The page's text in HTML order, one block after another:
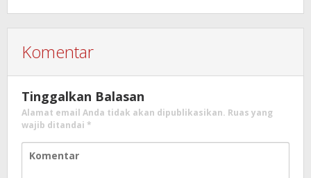
Komentar
Tinggalkan Balasan
Alamat email Anda tidak akan dipublikasikan. Ruas yang
wajib ditandai *